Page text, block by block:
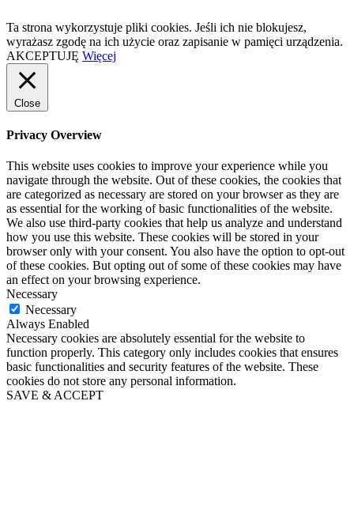
Ta strona wykorzystuje pliki cookies. Jeśli ich nie blokujesz,
wyrażasz zgodę na ich użycie oraz zapisanie w pamięci urządzenia.
AKCEPTUJĘ Więcej
Close
Privacy Overview
This website uses cookies to improve your experience while you
navigate through the website. Out of these cookies, the cookies that
are categorized as necessary are stored on your browser as they are
as essential for the working of basic functionalities of the website.
We also use third-party cookies that help us analyze and understand
how you use this website. These cookies will be stored in your
browser only with your consent. You also have the option to opt-out
of these cookies. But opting out of some of these cookies may have
an effect on your browsing experience.
Necessary
Necessary
Always Enabled
Necessary cookies are absolutely essential for the website to
function properly. This category only includes cookies that ensures
basic functionalities and security features of the website. These
cookies do not store any personal information.
SAVE & ACCEPT